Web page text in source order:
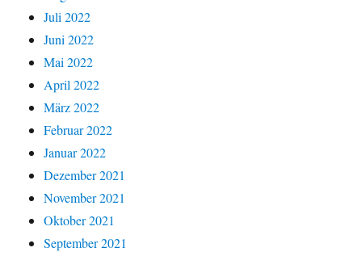
Juli 2022
Juni 2022
Mai 2022
April 2022
März 2022
Februar 2022
Januar 2022
Dezember 2021
November 2021
Oktober 2021
September 2021